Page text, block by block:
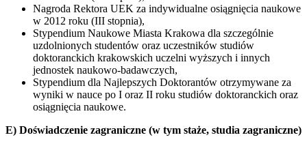
Nagroda Rektora UEK za indywidualne osiągnięcia naukowe
w 2012 roku (III stopnia),
Stypendium Naukowe Miasta Krakowa dla szczególnie
uzdolnionych studentów oraz uczestników studiów
doktoranckich krakowskich uczelni wyższych i innych
jednostek naukowo-badawczych,
Stypendium dla Najlepszych Doktorantów otrzymywane za
wyniki w nauce po I oraz II roku studiów doktoranckich oraz
osiągnięcia naukowe.
E) Doświadczenie zagraniczne (w tym staże, studia zagraniczne)